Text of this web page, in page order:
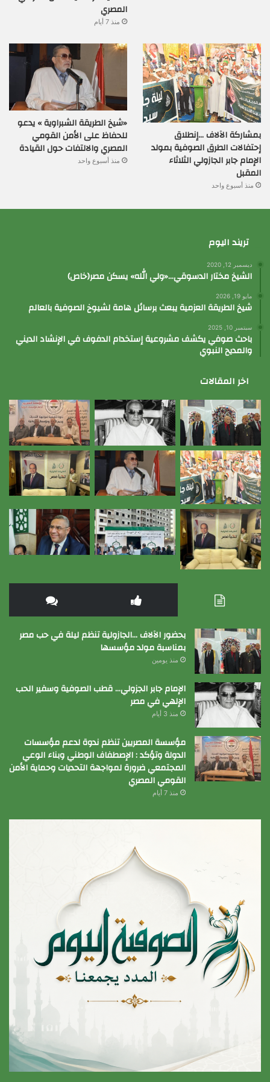
المصري
منذ 7 أيام
بمشاركة الآلاف …إنطلاق
إحتفالات الطرق الصوفية بمولد
الإمام جابر الجازولي الثلاثاء
المقبل
منذ أسبوع واحد
«شيخ الطريقة الشبراوية » يدعو
للحفاظ على الأمن القومي
المصري والالتفات حول القيادة
منذ أسبوع واحد
تريند اليوم
ديسمبر 12, 2020
الشيخ مختار الدسوقي…«ولي الله» يسكن مصر(خاص)
مايو 19, 2026
شيخ الطريقة العزمية يبعث برسائل هامة لشيوخ الصوفية بالعالم
سبتمبر 10, 2025
باحث صوفي يكشف مشروعية إستخدام الدفوف في الإنشاد الديني
والمديح النبوي
اخر المقالات
بحضور الآلاف …الجازولية تنظم ليلة في حب مصر
بمناسبة مولد مؤسسها
منذ يومين
الإمام جابر الجزولي… قطب الصوفية وسفير الحب
الإلهي في مصر
منذ 3 أيام
مؤسسة المصريين تنظم ندوة لدعم مؤسسات
الدولة وتؤكد : الإصطفاف الوطني وبناء الوعي
المجتمعي ضرورة لمواجهة التحديات وحماية الأمن
القومي المصري
منذ 7 أيام